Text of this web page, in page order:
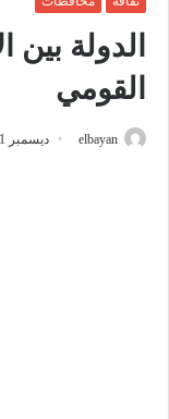
الدولة بين
القومي
elbayan ديسمبر 11, 2022